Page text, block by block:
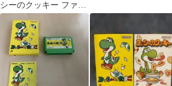
シーのクッキー ファミ
コン